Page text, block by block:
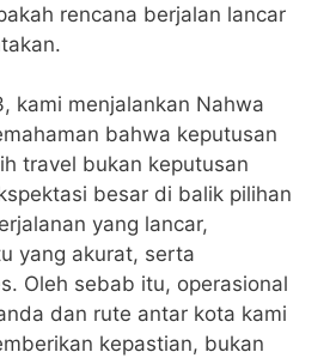
rencana berjalan lancar
kami menjalankan Nahwa
bahwa keputusan
travel bukan keputusan
besar di balik pilihan
yang lancar,
yang akurat, serta
Oleh sebab itu, operasional
dan rute antar kota kami
kepastian, bukan